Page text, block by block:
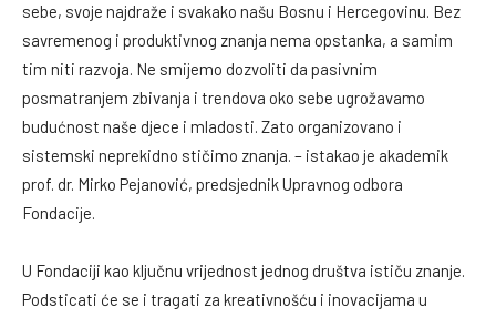
sebe, svoje najdraže i svakako našu Bosnu i Hercegovinu. Bez
savremenog i produktivnog znanja nema opstanka, a samim
tim niti razvoja. Ne smijemo dozvoliti da pasivnim
posmatranjem zbivanja i trendova oko sebe ugrožavamo
budućnost naše djece i mladosti. Zato organizovano i
sistemski neprekidno stičimo znanja. – istakao je akademik
prof. dr. Mirko Pejanović, predsjednik Upravnog odbora
Fondacije.
U Fondaciji kao ključnu vrijednost jednog društva ističu znanje.
Podsticati će se i tragati za kreativnošću i inovacijama u